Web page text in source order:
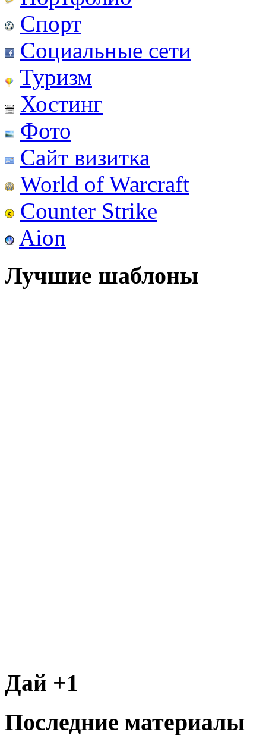
Спорт
Социальные сети
Туризм
Хостинг
Фото
Сайт визитка
World of Warcraft
Counter Strike
Aion
Лучшие шаблоны
Дай +1
Последние материалы